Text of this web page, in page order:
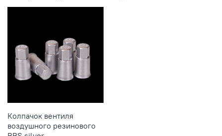
Колпачок вентиля
воздушного резинового